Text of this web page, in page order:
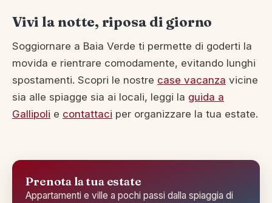
Vivi la notte, riposa di giorno
Soggiornare a Baia Verde ti permette di goderti la
movida e rientrare comodamente, evitando lunghi
spostamenti. Scopri le nostre case vacanza vicine
sia alle spiagge sia ai locali, leggi la guida a
Gallipoli e contattaci per organizzare la tua estate.
Prenota la tua estate
Appartamenti e ville a pochi passi dalla spiaggia di